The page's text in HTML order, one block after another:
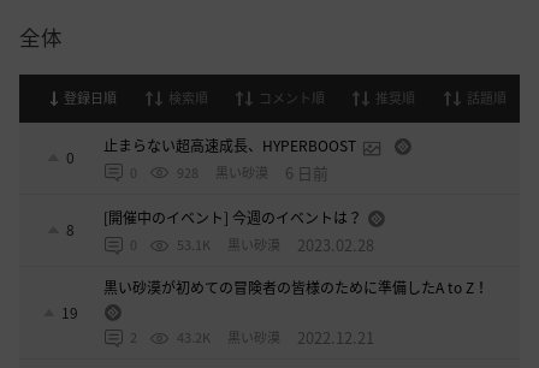
全体
登録日順 検索順 コメント順 推奨順 話題順
0
止まらない超高速成長、HYPERBOOST
0 928 黒い砂漠 6 日前
8
[開催中のイベント] 今週のイベントは？
0 53.1K 黒い砂漠 2023.02.28
19
黒い砂漠が初めての冒険者の皆様のために準備したA to Z！
2 43.2K 黒い砂漠 2022.12.21